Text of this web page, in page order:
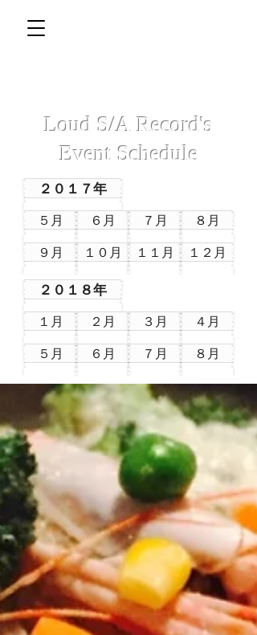
Loud S/A Record's
Event Schedule
２０１７年
５月 ６月 ７月
８月
９月
１０月 １１月 １２月
２０１８年
１月 ２月 ３月
４月
５月
６月 ７月 ８月